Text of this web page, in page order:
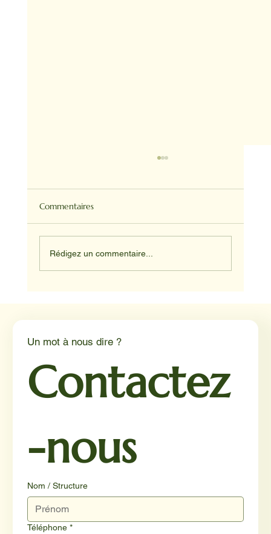
Commentaires
Rédigez un commentaire...
Un mot à nous dire ?
Contactez
-nous
Nom / Structure
Téléphone *